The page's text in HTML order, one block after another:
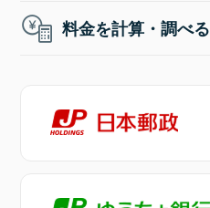
料金を計算・調べる